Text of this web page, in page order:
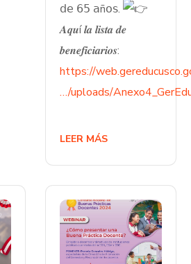
𝖽𝖾 𝟨𝟧 𝖺ñ𝗈𝗌.
𝑨𝒒𝒖í 𝒍𝒂 𝒍𝒊𝒔𝒕𝒂 𝒅𝒆
𝒃𝒆𝒏𝒆𝒇𝒊𝒄𝒊𝒂𝒓𝒊𝒐𝒔:
https://
…/uploads/
LEER MÁS